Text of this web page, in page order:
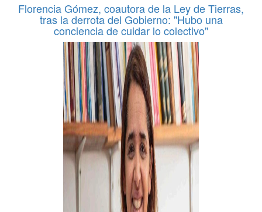
Florencia Gómez, coautora de la Ley de Tierras,
tras la derrota del Gobierno: "Hubo una
conciencia de cuidar lo colectivo"